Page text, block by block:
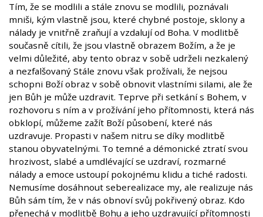
Tím, že se modlili a stále znovu se modlili, poznávali
mniši, kým vlastně jsou, které chybné postoje, sklony a
nálady je vnitřně zraňují a vzdalují od Boha. V modlitbě
současně cítili, že jsou vlastně obrazem Božím, a že je
velmi důležité, aby tento obraz v sobě udrželi nezkalený
a nezfalšovaný Stále znovu však prožívali, že nejsou
schopni Boží obraz v sobě obnovit vlastními silami, ale že
jen Bůh je může uzdravit. Teprve při setkání s Bohem, v
rozhovoru s ním a v prožívání jeho přítomnosti, která nás
obklopí, můžeme zažít Boží působení, které nás
uzdravuje. Propasti v našem nitru se díky modlitbě
stanou obyvatelnými. To temné a démonické ztratí svou
hrozivost, slabé a umdlévající se uzdraví, rozmarné
nálady a emoce ustoupí pokojnému klidu a tiché radosti.
Nemusíme dosáhnout seberealizace my, ale realizuje nás
Bůh sám tím, že v nás obnoví svůj pokřivený obraz. Kdo
přenechá v modlitbě Bohu a jeho uzdravující přítomnosti